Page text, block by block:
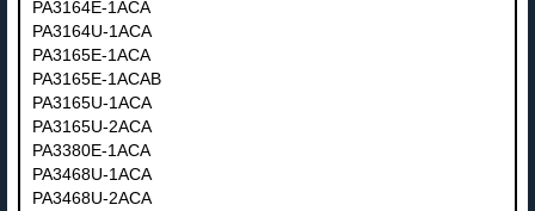
PA3164E-1ACA
PA3164U-1ACA
PA3165E-1ACA
PA3165E-1ACAB
PA3165U-1ACA
PA3165U-2ACA
PA3380E-1ACA
PA3468U-1ACA
PA3468U-2ACA